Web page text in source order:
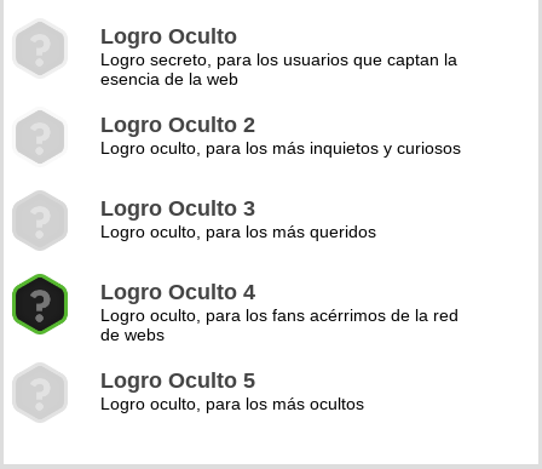
Logro Oculto
Logro secreto, para los usuarios que captan la
esencia de la web
Logro Oculto 2
Logro oculto, para los más inquietos y curiosos
Logro Oculto 3
Logro oculto, para los más queridos
Logro Oculto 4
Logro oculto, para los fans acérrimos de la red
de webs
Logro Oculto 5
Logro oculto, para los más ocultos